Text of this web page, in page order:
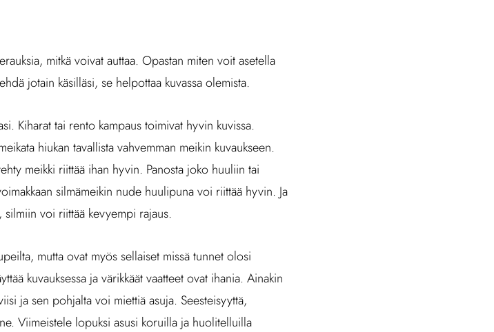
mitkä voivat auttaa. Opastan miten voit asetella
jotain käsilläsi, se helpottaa kuvassa olemista.
Kiharat tai rento kampaus toimivat hyvin kuvissa.
hiukan tavallista vahvemman meikin kuvaukseen.
meikki riittää ihan hyvin. Panosta joko huuliin tai
silmämeikin nude huulipuna voi riittää hyvin. Ja
voi riittää kevyempi rajaus.
mutta ovat myös sellaiset missä tunnet olosi
kuvauksessa ja värikkäät vaatteet ovat ihania. Ainakin
ja sen pohjalta voi miettiä asuja. Seesteisyyttä,
Viimeistele lopuksi asusi koruilla ja huolitelluilla